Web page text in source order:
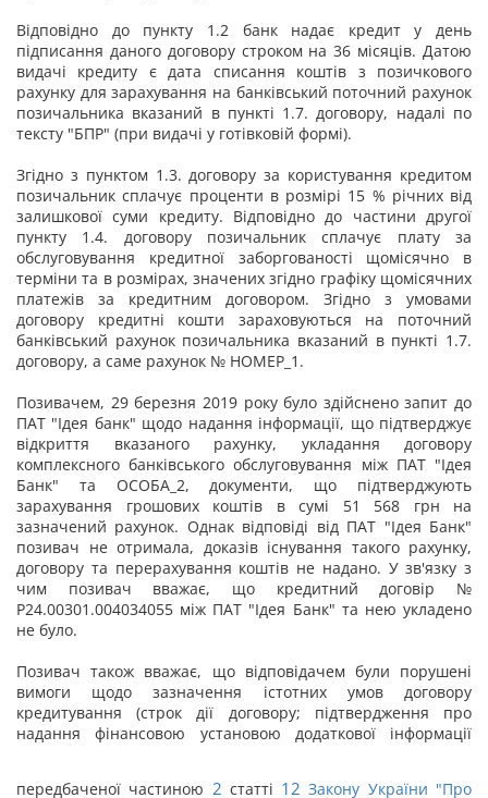
Відповідно до пункту 1.2 банк надає кредит у день
підписання даного договору строком на 36 місяців. Датою
видачі кредиту є дата списання коштів з позичкового
рахунку для зарахування на банківський поточний рахунок
позичальника вказаний в пункті 1.7. договору, надалі по
тексту "БПР" (при видачі у готівковій формі).
Згідно з пунктом 1.3. договору за користування кредитом
позичальник сплачує проценти в розмірі 15 % річних від
залишкової суми кредиту. Відповідно до частини другої
пункту 1.4. договору позичальник сплачує плату за
обслуговування кредитної заборгованості щомісячно в
терміни та в розмірах, значених згідно графіку щомісячних
платежів за кредитним договором. Згідно з умовами
договору кредитні кошти зараховуються на поточний
банківський рахунок позичальника вказаний в пункті 1.7.
договору, а саме рахунок № НОМЕР_1.
Позивачем, 29 березня 2019 року було здійснено запит до
ПАТ "Ідея банк" щодо надання інформації, що підтверджує
відкриття вказаного рахунку, укладання договору
комплексного банківського обслуговування між ПАТ "Ідея
Банк" та ОСОБА_2, документи, що підтверджують
зарахування грошових коштів в сумі 51 568 грн на
зазначений рахунок. Однак відповіді від ПАТ "Ідея Банк"
позивач не отримала, доказів існування такого рахунку,
договору та перерахування коштів не надано. У зв'язку з
чим позивач вважає, що кредитний договір №
Р24.00301.004034055 між ПАТ "Ідея Банк" та нею укладено
не було.
Позивач також вважає, що відповідачем були порушені
вимоги щодо зазначення істотних умов договору
кредитування (строк дії договору; підтвердження про
надання фінансовою установою додаткової інформації
передбаченої частиною 2 статті 12 Закону України "Про